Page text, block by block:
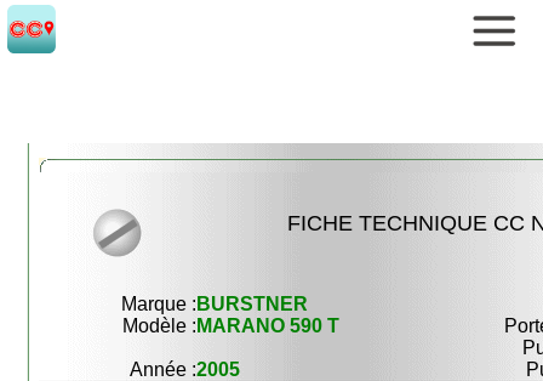
FICHE TECHNIQUE CC
Marque : BURSTNER
Modèle : MARANO 590 T
Année :2005